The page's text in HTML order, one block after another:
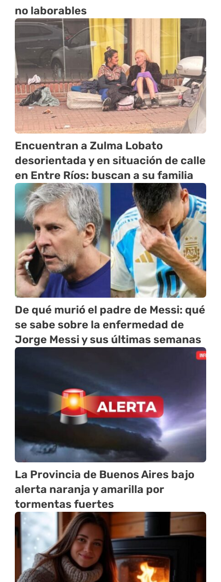
no laborables
Encuentran a Zulma Lobato
desorientada y en situación de calle
en Entre Ríos: buscan a su familia
De qué murió el padre de Messi: qué
se sabe sobre la enfermedad de
Jorge Messi y sus últimas semanas
La Provincia de Buenos Aires bajo
alerta naranja y amarilla por
tormentas fuertes